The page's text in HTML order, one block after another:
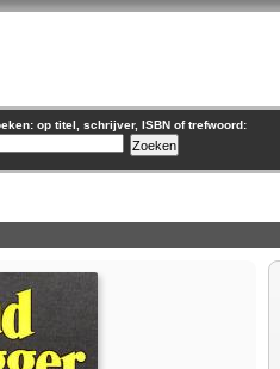
op titel, schrijver, ISBN of trefwoord: